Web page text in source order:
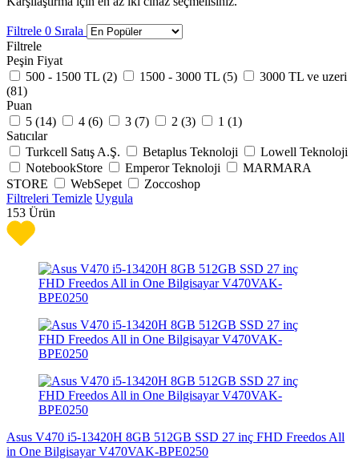
Filtrele 0 Sırala
Filtrele
Peşin Fiyat
500 - 1500 TL (2) 1500 - 3000 TL (5)
3000 TL ve uzeri
(81)
Puan
5 (14) 4 (6) 3 (7) 2 (3) 1 (1)
Satıcılar
Turkcell Satış A.Ş.
Betaplus Teknoloji
Lowell Teknoloji
NotebookStore
Emperor Teknoloji
MARMARA
STORE
WebSepet
Zoccoshop
Filtreleri Temizle Uygula
153 Ürün
Asus V470 i5-13420H 8GB 512GB SSD 27 inç FHD Freedos All
in One Bilgisayar V470VAK-BPE0250